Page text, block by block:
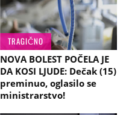
TRAGIČNO
NOVA BOLEST POČELA JE
DA KOSI LJUDE: Dečak (15)
preminuo, oglasilo se
ministrarstvo!